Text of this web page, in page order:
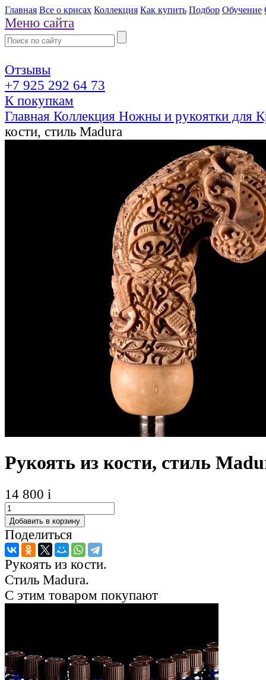
Главная Все о крисах Коллекция Как купить Подбор Обучение
Меню сайта
Отзывы
+7 925 292 64 73
К покупкам
Главная Коллекция Ножны и рукоятки для
кости, стиль Madura
Рукоять из кости, стиль
14 800 i
Поделиться
Рукоять из кости.
Стиль Madura.
С этим товаром покупают